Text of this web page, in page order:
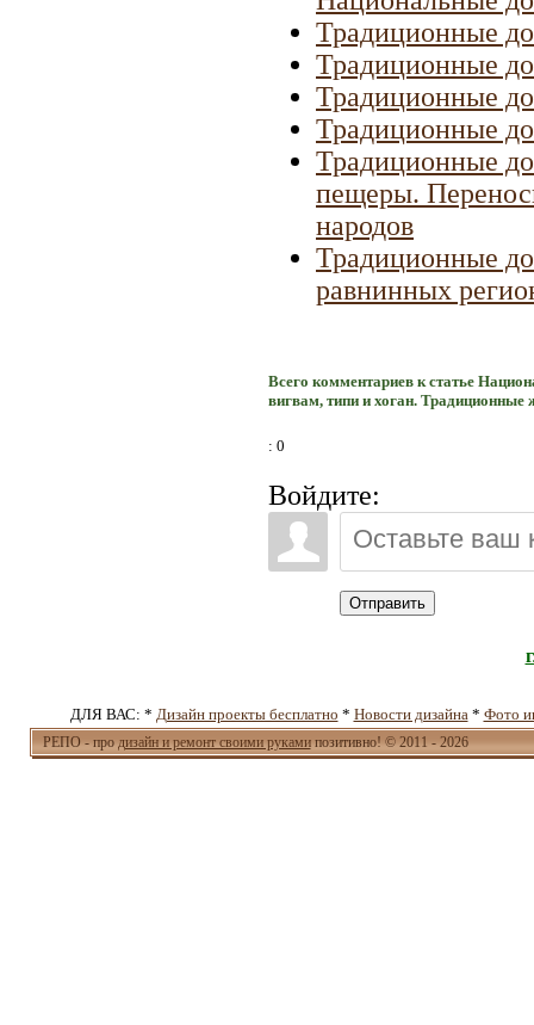
Традиционные
Традиционные
Традиционные
Традиционные
Традиционные
пещеры.
народов
Традиционные
равнинных
Всего комментариев к статье
вигвам, типи и хоган.
: 0
Войдите:
Отправить
ДЛЯ ВАС: * Дизайн проекты бесплатно * Новости дизайна* Фото
РЕПО - продизайн и ремонт своими рукамипозитивно! © 2011 - 2026